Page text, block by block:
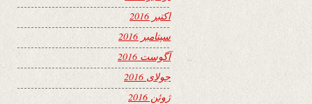
اکتبر 2016
سپتامبر 2016
آگوست 2016
جولای 2016
ژوئن 2016